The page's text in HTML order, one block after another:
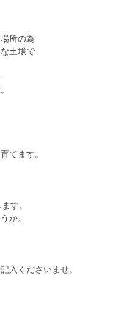
所の為
土壌で
てます。
す。
か。
入くださいませ。